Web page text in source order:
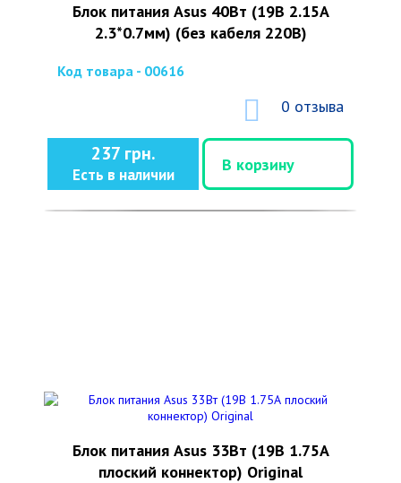
Блок питания Asus 40Вт (19В 2.15А
2.3*0.7мм) (без кабеля 220В)
Код товара - 00616
0 отзыва
237 грн.
Есть в наличии
В корзину
Блок питания Asus 33Вт (19В 1.75А
плоский коннектор) Original